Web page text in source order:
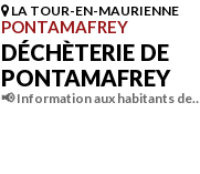
LA TOUR-EN-MAURIENNE
PONTAMAFREY
DÉCHÈTERIE DE
PONTAMAFREY
📢 Information aux habitants de…